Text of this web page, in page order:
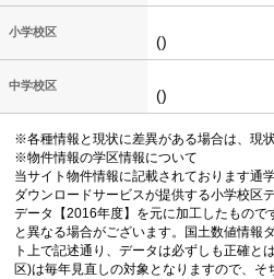
小学校区
()
中学校区
()
※各種情報と現状に差異がある場合は、現
※物件情報の学区情報について
当サイト物件情報に記載されております通
ダウンロードサービスが提供する小学校区
データ【2016年度】を元に加工したもので
と異なる場合がございます。国土数値情報
ト上で記述通り、データは必ずしも正確と
区)は毎年見直しの対象となりますので、